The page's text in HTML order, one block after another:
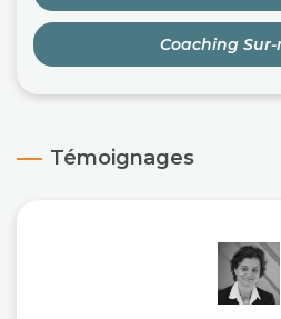
Coaching
Témoignages